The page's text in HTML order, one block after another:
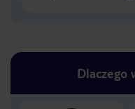
Dlaczego